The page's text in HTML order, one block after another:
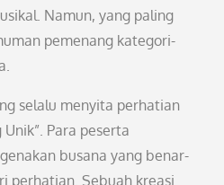
Namun, yang paling
pemenang kategori-
selalu menyita perhatian
Para peserta
busana yang benar-
perhatian. Sebuah kreasi